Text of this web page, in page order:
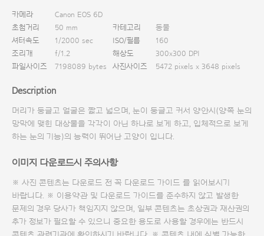
카메라
Canon EOS 6D
초첨거리
50 mm 카테고리
동물
셔터속도
1/2000 sec ISO/필름
160
조리개
f/1.2 해상도
300x300 DPI
파일사이즈
7198089 bytes 사진사이즈 5472 pixels x 3648 pixels
Description
머리가 둥글고 얼굴은 짧고 넓으며, 눈이 둥글고 커서 양안시(양쪽 눈의
망막에 맺힌 대상물을 각각이 아닌 하나로 보게 하고, 입체적으로 보게
하는 눈의 기능)의 능력이 뛰어난 고양이 입니다.
이미지 다운로드시 주의사항
※ 사진 콘텐츠는 다운로드 전 꼭 다운로드 가이드 를 읽어보시기
바랍니다. ※ 이용약관 및 다운로드 가이드를 준수하지 않고 발생한
문제의 경우 당사가 책임지지 않으며, 일부 콘텐츠는 초상권과 재산권의
추가 정보가 필요할 수 있으니 중요한 용도로 사용할 경우에는 반드시